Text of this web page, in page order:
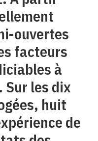
ouvertes
facteurs
à
Sur les dix
huit
de